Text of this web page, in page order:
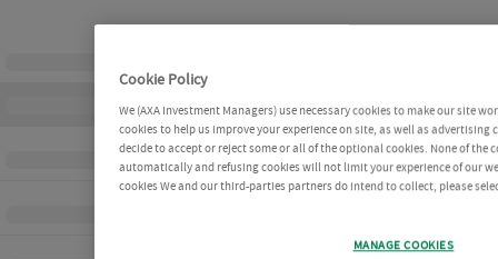
Cookie Policy
We (AXA Investment Managers) use necessary cookies to make our site
cookies to help us improve your experience on site, as well as
decide to accept or reject some or all of the optional cookies. None of
automatically and refusing cookies will not limit your experience of our
cookies We and our third-parties partners do intend to collect, please
MANAGE COOKIES